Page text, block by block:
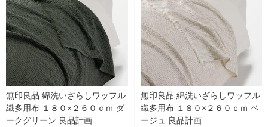
無印良品 綿洗いざらしワッフル
織多用布 １８０×２６０ｃｍ ダ
ークグリーン 良品計画
無印良品 綿洗いざらしワッフル
織多用布 １８０×２６０ｃｍ ベ
ージュ 良品計画